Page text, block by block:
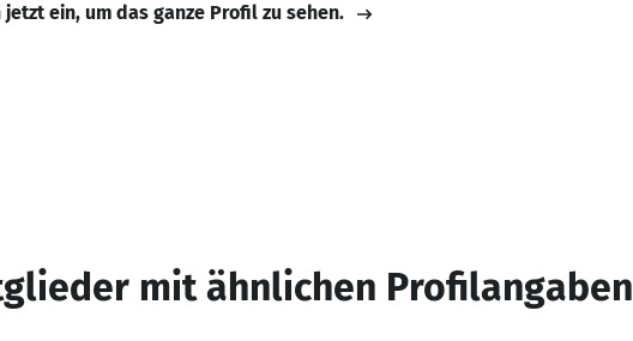
jetzt ein, um das ganze Profil zu sehen.
mit ähnlichen Profilangaben